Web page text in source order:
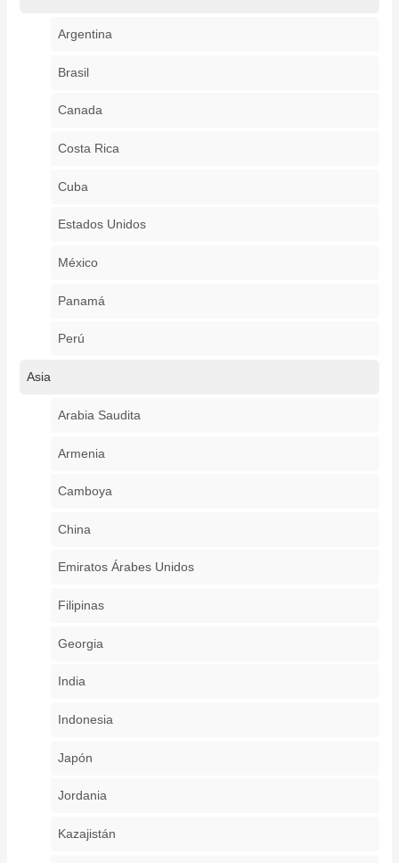
Argentina
Brasil
Canada
Costa Rica
Cuba
Estados Unidos
México
Panamá
Perú
Asia
Arabia Saudita
Armenia
Camboya
China
Emiratos Árabes Unidos
Filipinas
Georgia
India
Indonesia
Japón
Jordania
Kazajistán